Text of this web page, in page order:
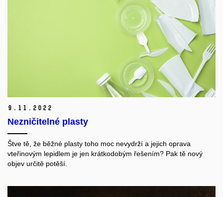
9. 11. 2022
Nezničitelné plasty
Štve tě, že běžné plasty toho moc nevydrží a jejich oprava
vteřinovým lepidlem je jen krátkodobým řešením? Pak tě nový
objev určitě potěší.